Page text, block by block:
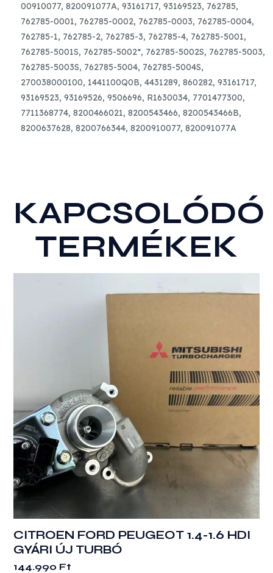
00910077, 820091077A, 93161717, 93169523, 762785,
762785-0001, 762785-0002, 762785-0003, 762785-0004,
762785-1, 762785-2, 762785-3, 762785-4, 762785-5001,
762785-5001S, 762785-5002*, 762785-5002S, 762785-5003,
762785-5003S, 762785-5004, 762785-5004S,
270038000100, 1441100Q0B, 4431289, 860282, 93161717,
93169523, 93169526, 9506696, R1630034, 7701477300,
7711368774, 8200466021, 8200543466, 8200543466B,
8200637628, 8200766344, 8200910077, 820091077A
KAPCSOLÓDÓ
TERMÉKEK
CITROEN FORD PEUGEOT 1.4-1.6 HDI
GYÁRI ÚJ TURBÓ
144.990 Ft